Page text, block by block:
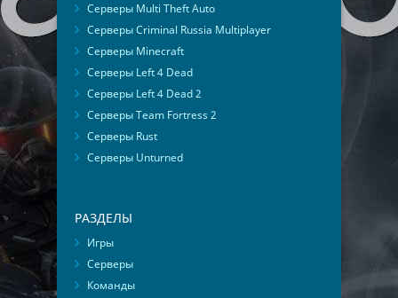
Серверы Multi Theft Auto
Серверы Criminal Russia Multiplayer
Серверы Minecraft
Серверы Left 4 Dead
Серверы Left 4 Dead 2
Серверы Team Fortress 2
Серверы Rust
Серверы Unturned
РАЗДЕЛЫ
Игры
Серверы
Команды